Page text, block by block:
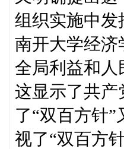
组织实施中发
南开大学经济
全局利益和人
这显示了共产
了“双百方针
视了“双百方